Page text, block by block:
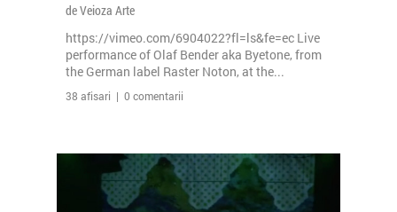
de Veioza Arte
https://vimeo.com/6904022?fl=ls&fe=ec Live
performance of Olaf Bender aka Byetone, from
the German label Raster Noton, at the...
38 afisari | 0 comentarii